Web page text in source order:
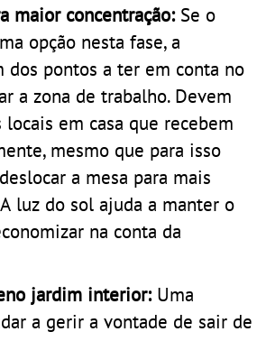
maior concentração: Se o
opção nesta fase, a
dos pontos a ter em conta no
a zona de trabalho. Devem
em casa que recebem
mesmo que para isso
a mesa para mais
luz do sol ajuda a manter o
na conta da
jardim interior: Uma
a gerir a vontade de sair de